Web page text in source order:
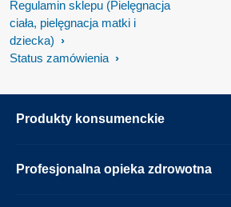
Regulamin sklepu (Pielęgnacja
ciała, pielęgnacja matki i
dziecka)
Status zamówienia
Produkty konsumenckie
Profesjonalna opieka zdrowotna